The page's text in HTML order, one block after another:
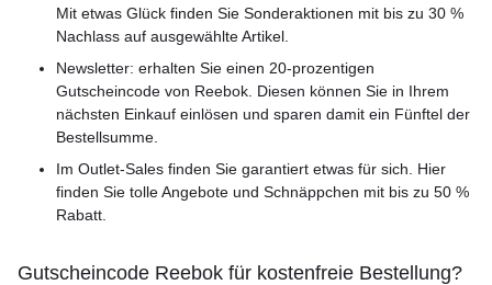
Mit etwas Glück finden Sie Sonderaktionen mit bis zu 30 %
Nachlass auf ausgewählte Artikel.
Newsletter: erhalten Sie einen 20-prozentigen
Gutscheincode von Reebok. Diesen können Sie in Ihrem
nächsten Einkauf einlösen und sparen damit ein Fünftel der
Bestellsumme.
Im Outlet-Sales finden Sie garantiert etwas für sich. Hier
finden Sie tolle Angebote und Schnäppchen mit bis zu 50 %
Rabatt.
Gutscheincode Reebok für kostenfreie Bestellung?